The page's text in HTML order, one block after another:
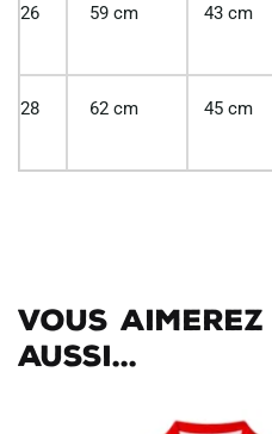
26 59 cm 43 cm
28 62 cm 45 cm
Vous
aussi...